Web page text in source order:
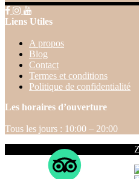
Liens Utiles
A propos
Blog
Contact
Termes et conditions
Politique de confidentialité
Les horaires d’ouverture
Tous les jours : 10:00 – 20:00